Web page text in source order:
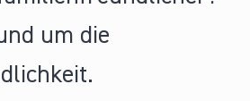
um die